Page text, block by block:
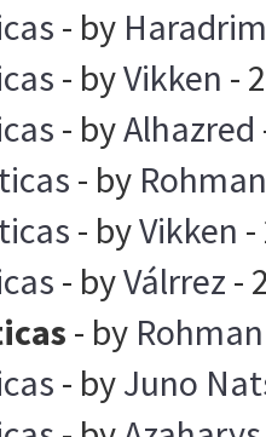
- by Haradrim
- byVikken -
- byAlhazred
- by Rohman
- byVikken -
- byVálrrez -
- by Rohman
- byJuno